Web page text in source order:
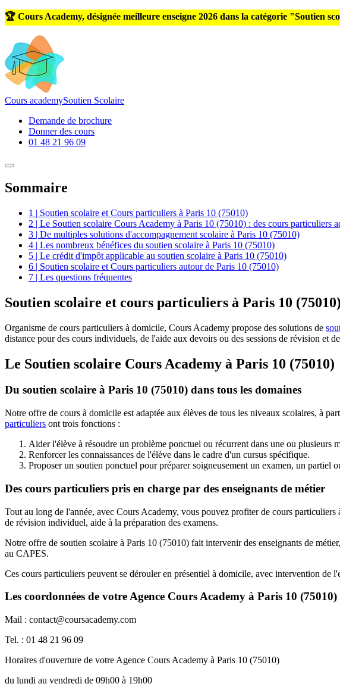
🏆 Cours Academy, désignée meilleure enseigne 2026 dans la catégorie "Soutien
Cours academySoutien Scolaire
Demande de brochure
Donner des cours
01 48 21 96 09
Sommaire
1 | Soutien scolaire et Cours particuliers à Paris 10 (75010)
2 | Le Soutien scolaire Cours Academy à Paris 10 (75010) : des cours particuliers
3 | De multiples solutions d'accompagnement scolaire à Paris 10 (75010)
4 | Les nombreux bénéfices du soutien scolaire à Paris 10 (75010)
5 | Le crédit d'impôt applicable au soutien scolaire à Paris 10 (75010)
6 | Soutien scolaire et Cours particuliers autour de Paris 10 (75010)
7 | Les questions fréquentes
Soutien scolaire et cours particuliers à Paris 10 (75010)
Organisme de cours particuliers à domicile, Cours Academy propose des solutions de
distance pour des cours individuels, de l'aide aux devoirs ou des sessions de révision et
Le Soutien scolaire Cours Academy à Paris 10 (75010)
Du soutien scolaire à Paris 10 (75010) dans tous les domaines
Notre offre de cours à domicile est adaptée aux élèves de tous les niveaux scolaires, à
particuliers ont trois fonctions :
Aider l'élève à résoudre un problème ponctuel ou récurrent dans une ou plusieurs
Renforcer les connaissances de l'élève dans le cadre d'un cursus spécifique.
Proposer un soutien ponctuel pour préparer soigneusement un examen, un partiel
Des cours particuliers pris en charge par des enseignants de métier
Tout au long de l'année, avec Cours Academy, vous pouvez profiter de cours
de révision individuel, aide à la préparation des examens.
Notre offre de soutien scolaire à Paris 10 (75010) fait intervenir des enseignants de
au CAPES.
Ces cours particuliers peuvent se dérouler en présentiel à domicile, avec intervention de
Les coordonnées de votre Agence Cours Academy à Paris 10 (75010)
Mail : contact@coursacademy.com
Tel. : 01 48 21 96 09
Horaires d'ouverture de votre Agence Cours Academy à Paris 10 (75010)
du lundi au vendredi de 09h00 à 19h00